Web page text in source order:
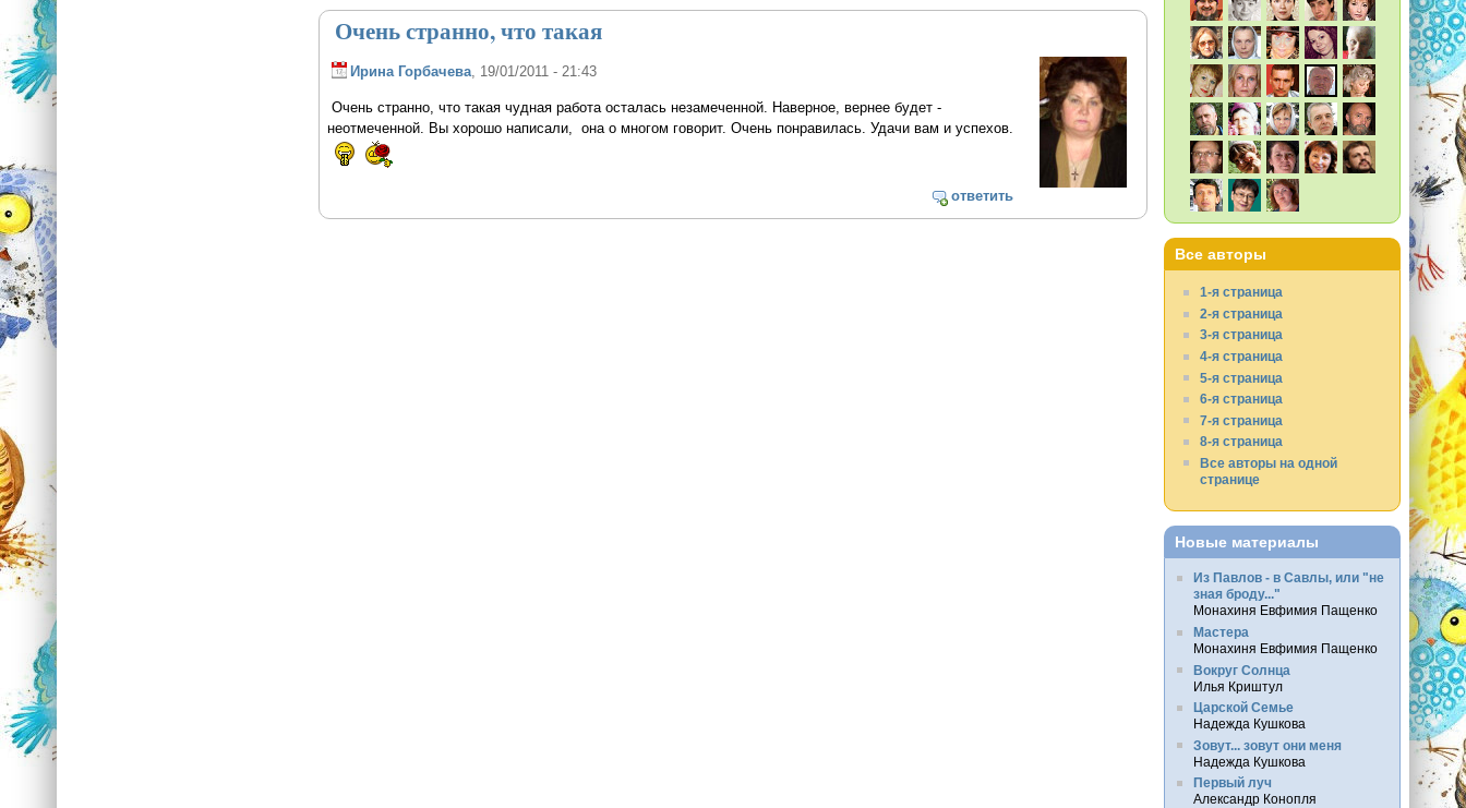
Очень странно, что такая
Ирина Горбачева, 19/01/2011 - 21:43
Очень странно, что такая чудная работа осталась незамеченной. Наверное, вернее будет -
неотмеченной. Вы хорошо написали, она о многом говорит. Очень понравилась. Удачи вам и успехов.
ответить
Все авторы
1-я страница
2-я страница
3-я страница
4-я страница
5-я страница
6-я страница
7-я страница
8-я страница
Все авторы на одной
странице
Новые материалы
Из Павлов - в Савлы, или "не
зная броду..."
Монахиня Евфимия Пащенко
Мастера
Монахиня Евфимия Пащенко
Вокруг Солнца
Илья Криштул
Царской Семье
Надежда Кушкова
Зовут... зовут они меня
Надежда Кушкова
Первый луч
Александр Конопля